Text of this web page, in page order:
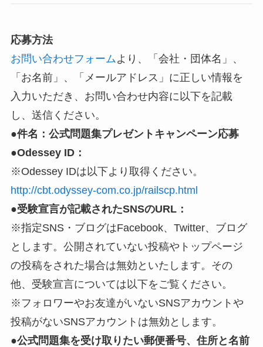
応募方法
お問い合わせフォーム より、「会社・団体名」、
「お名前」、「メールアドレス」に正しい情報を
入力いただき、お問い合わせ内容に以下を記載
し、送信ください。
●件名：公式問題集プレゼントキャンペーン応募
●Odessey ID：
※Odessey IDは以下より取得ください。
http://cbt.odyssey-com.co.jp/railscp.html
●受験宣言が記載されたSNSのURL：
※指定SNS・ブログはFacebook、Twitter、ブログ
とします。公開されていない投稿やトップページ
の投稿をされた場合は無効といたします。その
他、受験宣言については以下をご覧ください。
※フォロワーやお友達がいないSNSアカウントや
投稿がないSNSアカウントは無効とします。
●公式問題集を受け取りたい郵便番号、住所と名前